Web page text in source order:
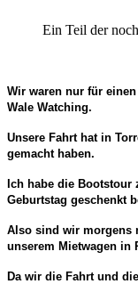
Ein Teil der
Wir waren nur für
Wale Watching.
Unsere Fahrt hat in
gemacht haben.
Ich habe die Bootstour
Geburtstag geschenkt
Also sind wir morgens
unserem Mietwagen in
Da wir die Fahrt und